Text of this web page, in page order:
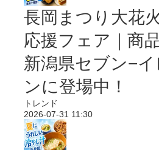
長岡まつり大花
応援フェア｜商
新潟県セブン−
ンに登場中！
トレンド
2026-07-31 11:30